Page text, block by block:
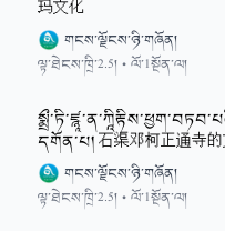
玛文化
གངས་ལྗོངས་ཉི་གཞོན།
ལྟ་ཐེངས་ཁྲི་2.5། • ལོ་1སྔོན་ལ།
དགོན་པ། 石渠邓柯正通寺
གངས་ལྗོངས་ཉི་གཞོན།
ལྟ་ཐེངས་ཁྲི་2.5། • ལོ་1སྔོན་ལ།